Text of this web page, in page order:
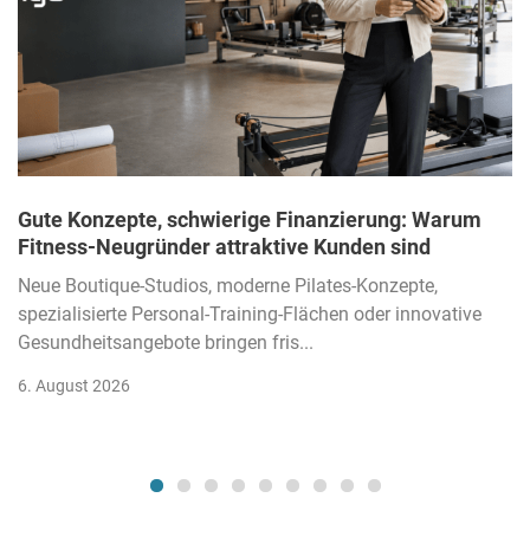
Gute Konzepte, schwierige Finanzierung: Warum
Fitness-Neugründer attraktive Kunden sind
Neue Boutique-Studios, moderne Pilates-Konzepte,
spezialisierte Personal-Training-Flächen oder innovative
Gesundheitsangebote bringen fris...
6. August 2026